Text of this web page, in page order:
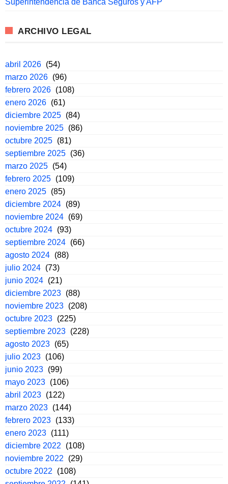
Superintendencia de Banca Seguros y AFP
ARCHIVO LEGAL
abril 2026 (54)
marzo 2026 (96)
febrero 2026 (108)
enero 2026 (61)
diciembre 2025 (84)
noviembre 2025 (86)
octubre 2025 (81)
septiembre 2025 (36)
marzo 2025 (54)
febrero 2025 (109)
enero 2025 (85)
diciembre 2024 (89)
noviembre 2024 (69)
octubre 2024 (93)
septiembre 2024 (66)
agosto 2024 (88)
julio 2024 (73)
junio 2024 (21)
diciembre 2023 (88)
noviembre 2023 (208)
octubre 2023 (225)
septiembre 2023 (228)
agosto 2023 (65)
julio 2023 (106)
junio 2023 (99)
mayo 2023 (106)
abril 2023 (122)
marzo 2023 (144)
febrero 2023 (133)
enero 2023 (111)
diciembre 2022
(108)
noviembre 2022
(29)
octubre 2022
(108)